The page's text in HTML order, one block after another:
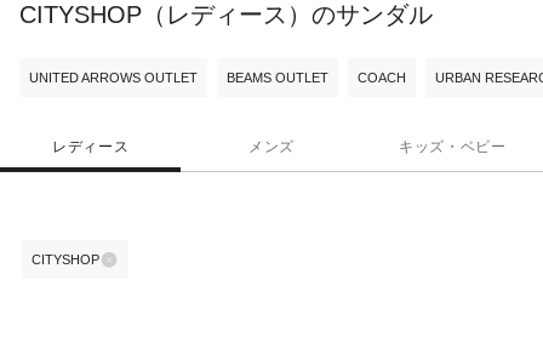
CITYSHOP（レディース）のサンダル
UNITED ARROWS OUTLET BEAMS OUTLET COACH URBAN
レディース メンズ キッズ・ベビー
CITYSHOP